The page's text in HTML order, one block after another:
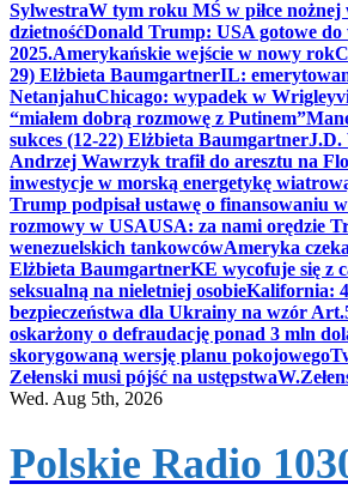
SylwestraW tym roku MŚ w piłce nożnej
dzietnośćDonald Trump: USA gotowe
2025.Amerykańskie wejście w nowy rok
29) Elżbieta BaumgartnerIL:
NetanjahuChicago: wypadek w
“miałem dobrą rozmowę z Putinem”
sukces (12-22) Elżbieta BaumgartnerJ.D.
Andrzej Wawrzyk trafił do aresztu na
inwestycje w morską energetykę
Trump podpisał ustawę o finansowaniu
rozmowy w USAUSA: za nami orędzie
wenezuelskich tankowcówAmeryka
Elżbieta BaumgartnerKE wycofuje się z
seksualną na nieletniej osobieKalifornia:
bezpieczeństwa dla Ukrainy na wzór
oskarżony o defraudację ponad 3 mln
skorygowaną wersję planu pokojowego
Zełenski musi pójść na ustępstwa
Wed. Aug 5th, 2026
Polskie Radio